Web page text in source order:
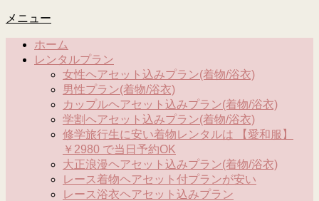
メニュー
ホーム
レンタルプラン
女性ヘアセット込みプラン(着物/浴衣)
男性プラン(着物/浴衣)
カップルヘアセット込みプラン(着物/浴衣)
学割ヘアセット込みプラン(着物/浴衣)
修学旅行生に安い着物レンタルは 【愛和服】
￥2980 で当日予約OK
大正浪漫ヘアセット込みプラン(着物/浴衣)
レース着物ヘアセット付プランが安い
レース浴衣ヘアセット込みプラン